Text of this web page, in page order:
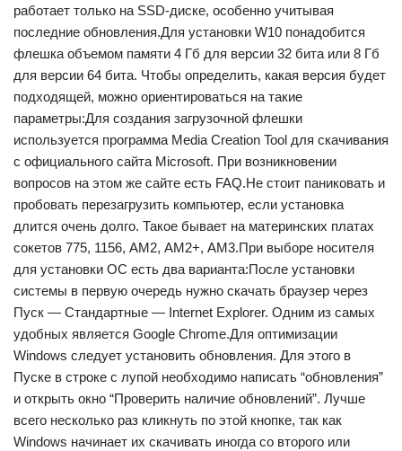
работает только на SSD-диске, особенно учитывая
последние обновления.Для установки W10 понадобится
флешка объемом памяти 4 Гб для версии 32 бита или 8 Гб
для версии 64 бита. Чтобы определить, какая версия будет
подходящей, можно ориентироваться на такие
параметры:Для создания загрузочной флешки
используется программа Media Creation Tool для скачивания
с официального сайта Microsoft. При возникновении
вопросов на этом же сайте есть FAQ.Не стоит паниковать и
пробовать перезагрузить компьютер, если установка
длится очень долго. Такое бывает на материнских платах
сокетов 775, 1156, АМ2, АМ2+, АМ3.При выборе носителя
для установки ОС есть два варианта:После установки
системы в первую очередь нужно скачать браузер через
Пуск — Стандартные — Internet Explorer. Одним из самых
удобных является Google Chrome.Для оптимизации
Windows следует установить обновления. Для этого в
Пуске в строке с лупой необходимо написать “обновления”
и открыть окно “Проверить наличие обновлений”. Лучше
всего несколько раз кликнуть по этой кнопке, так как
Windows начинает их скачивать иногда со второго или